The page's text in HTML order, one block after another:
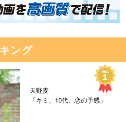
ング
天野麦
「キミ、10代、恋の予感」